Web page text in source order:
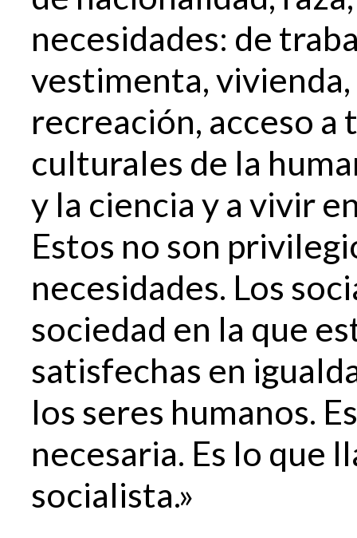
necesidades: de
vestimenta,
recreación, acceso a
culturales de la
y la ciencia y a vivir
Estos no son
necesidades. Los
sociedad en la que
satisfechas en
los seres humanos.
necesaria. Es lo que
socialista.»